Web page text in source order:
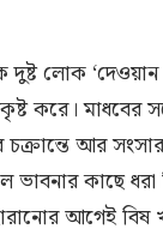
লোক ‘দেওয়ান
করে। মাধবের
আর সংসার
ভাবনার কাছে ধরা
আগেই